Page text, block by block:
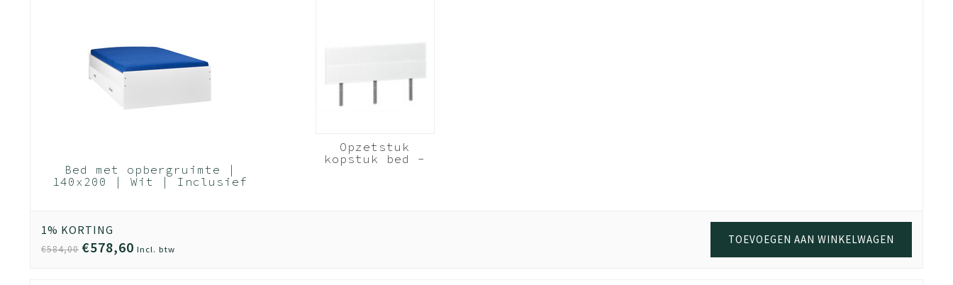
Bed met opbergruimte |
140x200 | Wit | Inclusief
Opzetstuk
kopstuk bed -
1% KORTING
€584,00 €578,60 Incl. btw
TOEVOEGEN AAN WINKELWAGEN